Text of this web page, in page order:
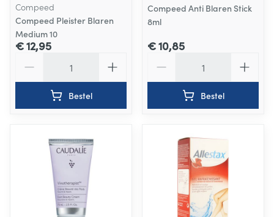
Compeed
Compeed Pleister Blaren
Medium 10
€ 12,95
Bestel
Compeed Anti Blaren Stick
8ml
€ 10,85
Bestel